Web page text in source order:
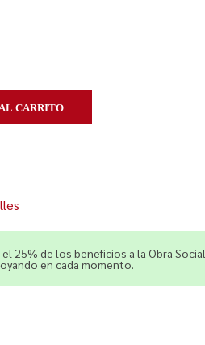
CARRITO
25% de los beneficios a la Obra Social
en cada momento.